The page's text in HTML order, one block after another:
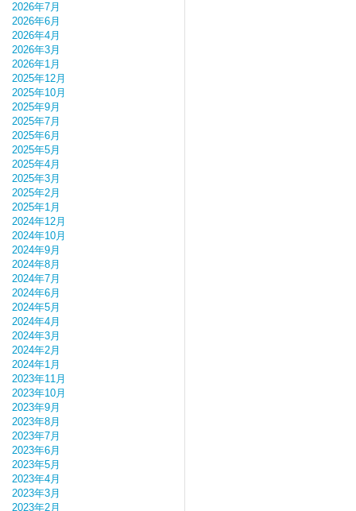
2026年7月
2026年6月
2026年4月
2026年3月
2026年1月
2025年12月
2025年10月
2025年9月
2025年7月
2025年6月
2025年5月
2025年4月
2025年3月
2025年2月
2025年1月
2024年12月
2024年10月
2024年9月
2024年8月
2024年7月
2024年6月
2024年5月
2024年4月
2024年3月
2024年2月
2024年1月
2023年11月
2023年10月
2023年9月
2023年8月
2023年7月
2023年6月
2023年5月
2023年4月
2023年3月
2023年2月